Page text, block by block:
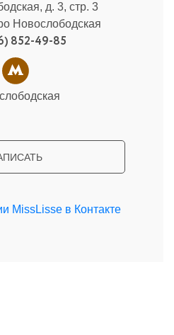
д. 3, стр. 3
Новослободская
852-49-85